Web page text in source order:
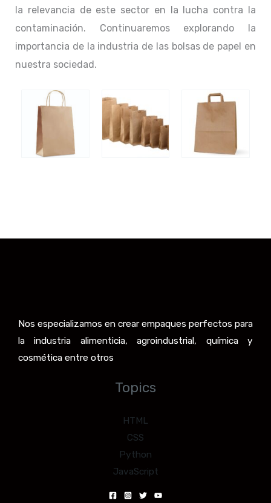
la relevancia de este sector en la lucha contra la
contaminación. Continuaremos explorando la
importancia de la industria de las bolsas de papel en
nuestra sociedad.
Nos especializamos en crear empaques perfectos para
la industria alimenticia, agroindustrial, química y
cosmética entre otros
Topics
HTML
CSS
Python
JavaScript